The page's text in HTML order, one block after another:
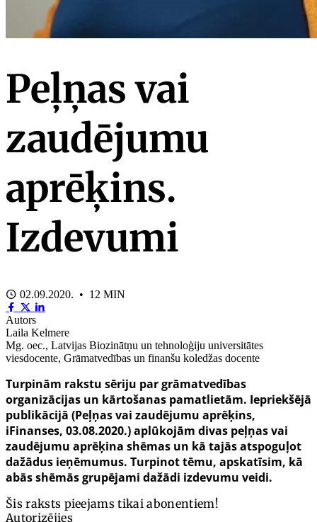
Peļņas vai
zaudējumu
aprēķins.
Izdevumi
02.09.2020. • 12 MIN
Autors
Laila Kelmere
Mg. oec., Latvijas Biozinātņu un tehnoloģiju universitātes
viesdocente, Grāmatvedības un finanšu koledžas docente
Turpinām rakstu sēriju par grāmatvedības
organizācijas un kārtošanas pamatlietām. Iepriekšējā
publikācijā (Peļņas vai zaudējumu aprēķins,
iFinanses, 03.08.2020.) aplūkojām divas peļņas vai
zaudējumu aprēķina shēmas un kā tajās atspoguļot
dažādus ieņēmumus. Turpinot tēmu, apskatīsim, kā
abās shēmās grupējami dažādi izdevumu veidi.
Šis raksts pieejams tikai abonentiem!
Autorizējies